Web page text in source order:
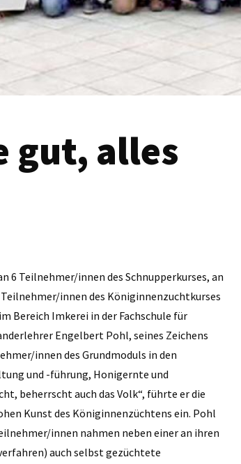
gut, alles
6 Teilnehmer/innen des Schnupperkurses, an
innen des Königinnenzuchtkurses
Bereich Imkerei in der Fachschule für
Engelbert Pohl, seines Zeichens
innen des Grundmoduls in den
und -führung, Honigernte und
beherrscht auch das Volk“, führte er die
Kunst des Königinnenzüchtens ein. Pohl
innen nahmen neben einer an ihren
auch selbst gezüchtete